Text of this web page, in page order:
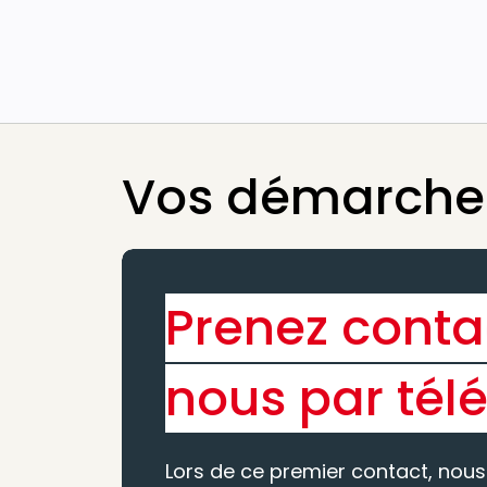
Vos
Prenez
nous par
Lors de ce premier contact,